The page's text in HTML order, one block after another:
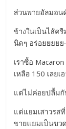
ส่วนพายอัลมอน
ข้างในเป็นไส้ค
นิดๆ อร่อยยยยย
เราซื้อ
เหลือ 150 เลยเ
แต่ไม่ค่อยปลื้มกั
แต่แยมเสาวรส
ขายแยมเป็นขว